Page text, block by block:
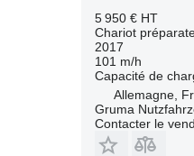
5 950 € HT
Chariot
2017
101 m/h
Capacité de
Allemagne,
Gruma
Contacter le